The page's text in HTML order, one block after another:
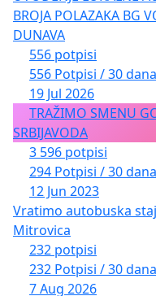
BROJA POLAZAKA BG
DUNAVA
556 potpisi
556 Potpisi / 30 dana
19 Jul 2026
TRAŽIMO SMENU
SRBIJAVODA
3 596 potpisi
294 Potpisi / 30 dana
12 Jun 2023
Vratimo autobuska
Mitrovica
232 potpisi
232 Potpisi / 30 dana
7 Aug 2026